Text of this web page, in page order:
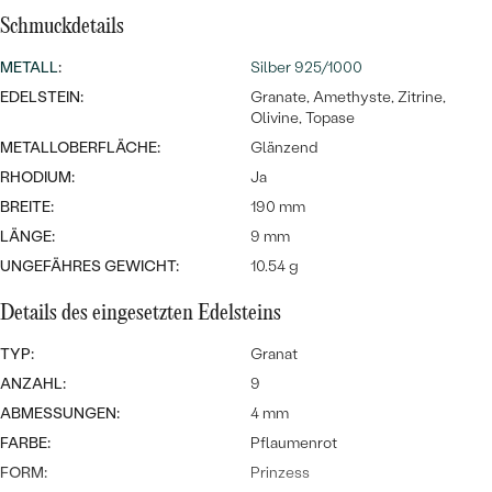
Meistverkaufte
Eheringe
ANSCHAUEN
GOLD
PLATIN
SILBER
SCHMUCK MIT LAB GROWN
PERLENSCHMUCK
PERSONALISIERT
MINIMALISTISCH
NACH ANLASS
PREISWERTE
LUXURIÖSE
Schmuckdetails
METALL:
Silber 925/1000
EDELSTEIN:
Granate, Amethyste, Zitrine,
Olivine, Topase
METALLOBERFLÄCHE:
Glänzend
RHODIUM:
Ja
BREITE:
190 mm
LÄNGE:
9 mm
UNGEFÄHRES GEWICHT:
10.54 g
Details des eingesetzten Edelsteins
TYP:
Granat
ANZAHL:
9
ABMESSUNGEN:
4 mm
FARBE:
Pflaumenrot
FORM:
Prinzess